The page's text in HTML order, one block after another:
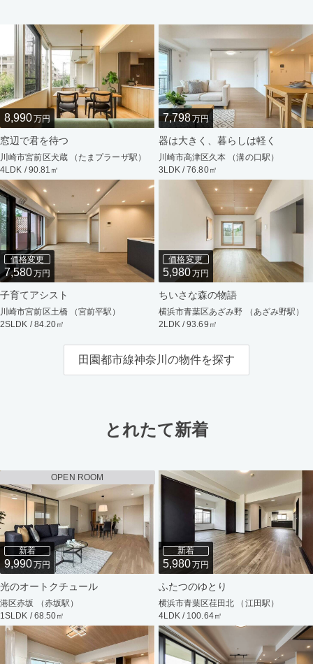
8,990万円
窓辺で君を待つ
川崎市宮前区犬蔵 （たまプラーザ駅）
4LDK / 90.81㎡
7,798万円
器は大きく、暮らしは軽く
川崎市高津区久本 （溝の口駅）
3LDK / 76.80㎡
価格変更
7,580万円
子育てアシスト
川崎市宮前区土橋 （宮前平駅）
2SLDK / 84.20㎡
価格変更
5,980万円
ちいさな森の物語
横浜市青葉区あざみ野 （あざみ野駅）
2LDK / 93.69㎡
田園都市線神奈川の物件を探す
とれたて新着
OPEN ROOM
新着
9,990万円
光のオートクチュール
港区赤坂 （赤坂駅）
1SLDK / 68.50㎡
新着
5,980万円
ふたつのゆとり
横浜市青葉区荏田北 （江田駅）
4LDK / 100.64㎡